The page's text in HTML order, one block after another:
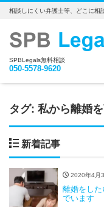
相談しにくい弁護士等、どこに相
SPBLegals無料相談
050-5578-9620
タグ: 私から離婚
新着記事
2020年4月
離婚をし
でいます